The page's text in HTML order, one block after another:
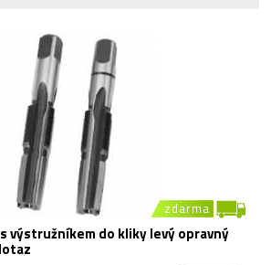
zdarma
výstružníkem do kliky levý opravný